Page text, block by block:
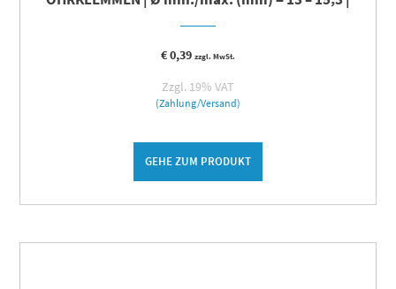
€0,39 zzgl. MwSt.
Zzgl. 19% VAT
(Zahlung/Versand)
GEHE ZUM PRODUKT